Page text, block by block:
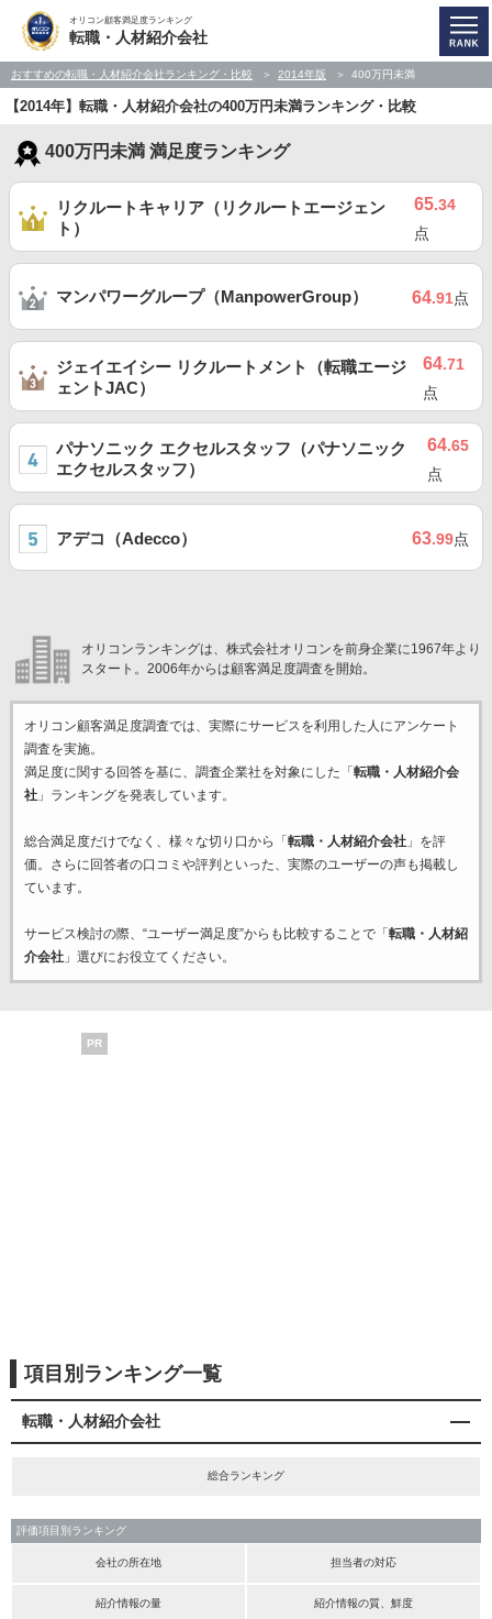
オリコン顧客満足度ランキング
転職・人材紹介会社
おすすめの転職・人材紹介会社ランキング・比較 2014年版 400万円未満
【2014年】転職・人材紹介会社の400万円未満ランキング・比較
400万円未満 満足度ランキング
リクルートキャリア（リクルートエージェン
ト）
65.34
点
マンパワーグループ（ManpowerGroup） 64.91点
ジェイエイシー リクルートメント（転職エージ
ェントJAC）
64.71
点
パナソニック エクセルスタッフ（パナソニック
エクセルスタッフ）
64.65
点
アデコ（Adecco） 63.99点
オリコンランキングは、株式会社オリコンを前身企業に1967年より
スタート。2006年からは顧客満足度調査を開始。
オリコン顧客満足度調査では、実際にサービスを利用した 人にアンケート
調査を実施。
満足度に関する回答を基に、調査企業社を対象にした「 転職・人材紹介会
社」ランキングを発表しています。
総合満足度だけでなく、様々な切り口から「 転職・人材紹介会社」を評
価。さらに回答者の口コミや評判といった、実際のユーザーの声も掲載し
ています。
サービス検討の際、“ユーザー満足度”からも比較することで「 転職・人材紹
介会社」選びにお役立てください。
PR
項目別ランキング一覧
転職・人材紹介会社
総合ランキング
評価項目別ランキング
会社の所在地 担当者の対応
紹介情報の量 紹介情報の質、鮮度